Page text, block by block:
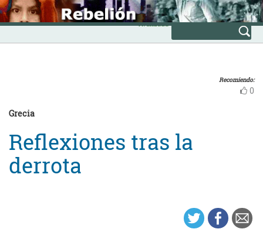
Skip
to
content
INICIO
Avanzada
Recomiendo:
0
Grecia
Reflexiones tras la
derrota